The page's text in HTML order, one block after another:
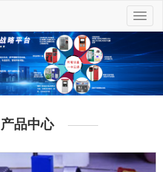
切
换
航
产品中心